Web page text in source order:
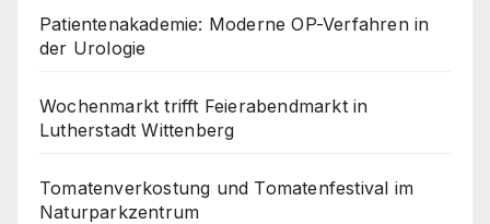
Patientenakademie: Moderne OP-Verfahren in
der Urologie
Wochenmarkt trifft Feierabendmarkt in
Lutherstadt Wittenberg
Tomatenverkostung und Tomatenfestival im
Naturparkzentrum